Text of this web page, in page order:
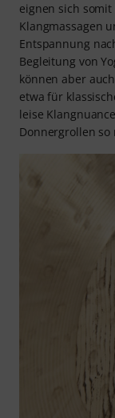
eignen sich
Klangmassagen
Entspannung
Begleitung von
können aber
etwa für
leise
Donnergrollen